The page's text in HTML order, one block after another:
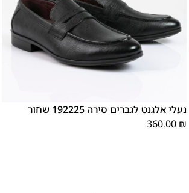
נעלי אלגנט לגברים סירה 192225 שחור
360.00 ₪